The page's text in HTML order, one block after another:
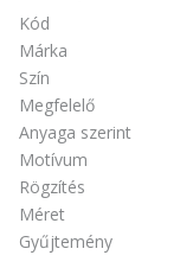
Kód
Márka
Szín
Megfelelő
Anyaga szerint
Motívum
Rögzítés
Méret
Gyűjtemény